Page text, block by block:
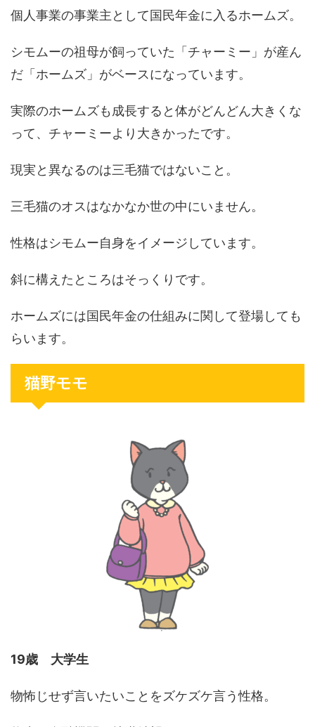
個人事業の事業主として国民年金に入るホームズ。
シモムーの祖母が飼っていた「チャーミー」が産ん
だ「ホームズ」がベースになっています。
実際のホームズも成長すると体がどんどん大きくな
って、チャーミーより大きかったです。
現実と異なるのは三毛猫ではないこと。
三毛猫のオスはなかなか世の中にいません。
性格はシモムー自身をイメージしています。
斜に構えたところはそっくりです。
ホームズには国民年金の仕組みに関して登場しても
らいます。
猫野モモ
19歳 大学生
物怖じせず言いたいことをズケズケ言う性格。